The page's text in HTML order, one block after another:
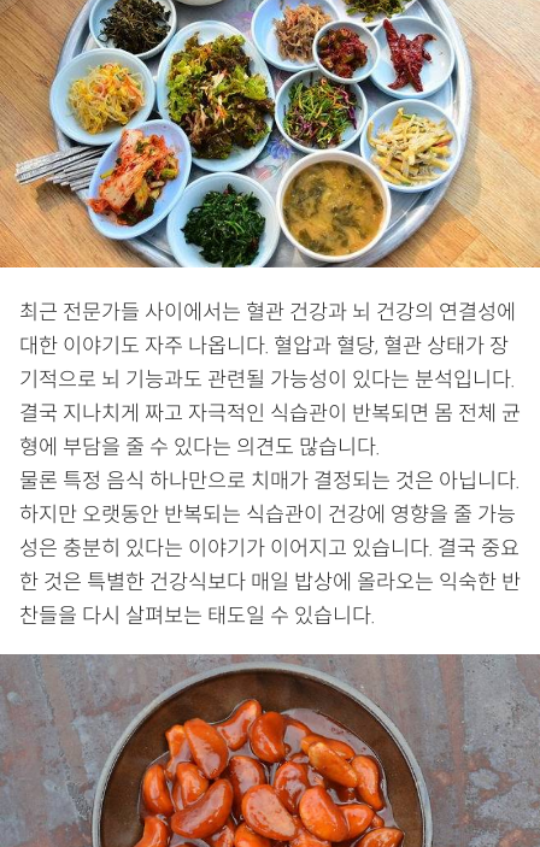
최근 전문가들 사이에서는 혈관 건강과 뇌 건강의 연결성에
대한 이야기도 자주 나옵니다. 혈압과 혈당, 혈관 상태가 장
기적으로 뇌 기능과도 관련될 가능성이 있다는 분석입니다.
결국 지나치게 짜고 자극적인 식습관이 반복되면 몸 전체 균
형에 부담을 줄 수 있다는 의견도 많습니다.
물론 특정 음식 하나만으로 치매가 결정되는 것은 아닙니다.
하지만 오랫동안 반복되는 식습관이 건강에 영향을 줄 가능
성은 충분히 있다는 이야기가 이어지고 있습니다. 결국 중요
한 것은 특별한 건강식보다 매일 밥상에 올라오는 익숙한 반
찬들을 다시 살펴보는 태도일 수 있습니다.